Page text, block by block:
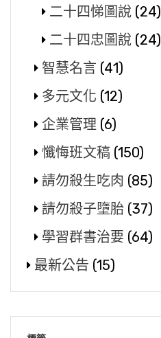
二十四悌圖說 (24)
二十四忠圖說 (24)
智慧名言 (41)
多元文化 (12)
企業管理 (6)
懺悔班文稿 (150)
請勿殺生吃肉 (85)
請勿殺子墮胎 (37)
學習群書治要 (64)
最新公告 (15)